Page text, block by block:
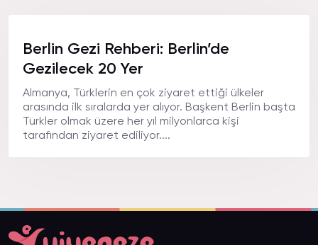
Berlin Gezi Rehberi: Berlin’de
Gezilecek 20 Yer
Almanya, Türklerin en çok ziyaret ettiği ülkeler
arasında ilk sıralarda yer alıyor. Başkent Berlin başta
Türkler olmak üzere her yıl milyonlarca kişi
tarafından ziyaret ediliyor....